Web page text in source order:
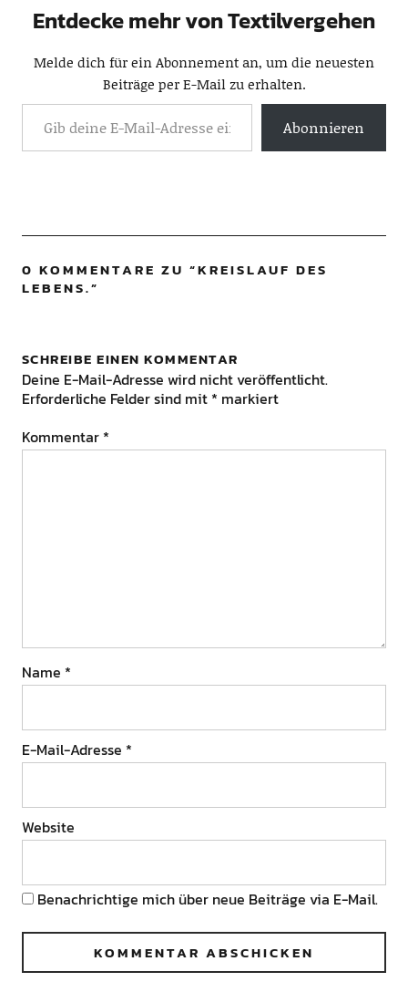
Entdecke mehr von Textilvergehen
Melde dich für ein Abonnement an, um die neuesten
Beiträge per E-Mail zu erhalten.
Abonnieren
0 KOMMENTARE ZU “KREISLAUF DES
LEBENS.”
SCHREIBE EINEN KOMMENTAR
Deine E-Mail-Adresse wird nicht veröffentlicht.
Erforderliche Felder sind mit * markiert
Kommentar *
Name *
E-Mail-Adresse *
Website
Benachrichtige mich über neue Beiträge via E-Mail.